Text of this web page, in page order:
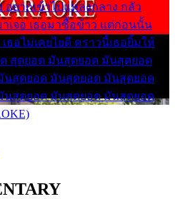
อยากเข้าไปแหลงกลาง กลัว
เจอ เธอมาซื้อข้าว แต่ก่อนนั้น
เธอไม่เคยไยดี คราวนี้เธอยิ้มให้
สุดยอด มันสุดยอด มันสุดยอด
สุดยอด มันสุดยอด มันสุดยอด
สุดยอด มันสุดยอด มันสุดยอด